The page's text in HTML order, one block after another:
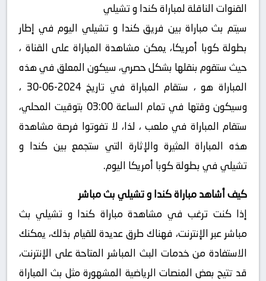
القنوات الناقلة لمباراة كندا و تشيلي
سيتم بث مباراة بين فريق كندا و تشيلي اليوم في إطار
بطولة كوبا أمريكا، يمكن مشاهدة المباراة على القناة ،
حيث ستقوم بنقلها بشكل حصري، سيكون المعلق في هذه
المباراة هو ، ستقام المباراة في تاريخ 2024-06-30 ،
وسيكون وقتها في تمام الساعة 03:00 بتوقيت المحلي،
ستقام المباراة في ملعب ، لذا، لا تفوتوا فرصة مشاهدة
هذه المباراة المثيرة والإثارة التي ستجمع بين كندا و
تشيلي في بطولة كوبا أمريكا اليوم.
كيف أشاهد مباراة كندا و تشيلي بث مباشر
إذا كنت ترغب في مشاهدة مباراة كندا و تشيلي بث
مباشر عبر الإنترنت، فهناك طرق عديدة للقيام بذلك، يمكنك
الاستفادة من خدمات البث المباشر المتاحة على الإنترنت،
قد تتيح بعض المنصات الرياضية المشهورة مثل بث المباراة